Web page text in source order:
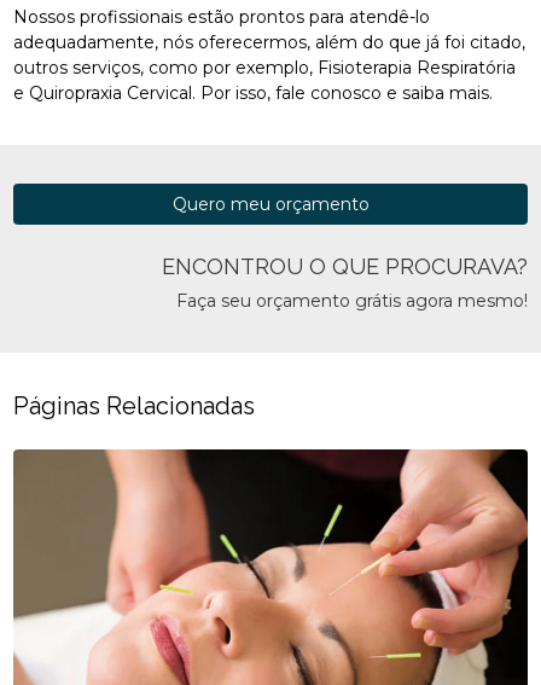
Nossos profissionais estão prontos para atendê-lo
adequadamente, nós oferecermos, além do que já foi citado,
outros serviços, como por exemplo, Fisioterapia Respiratória
e Quiropraxia Cervical. Por isso, fale conosco e saiba mais.
ENCONTROU O QUE PROCURAVA?
Faça seu orçamento grátis agora mesmo!
Quero meu orçamento
Páginas Relacionadas